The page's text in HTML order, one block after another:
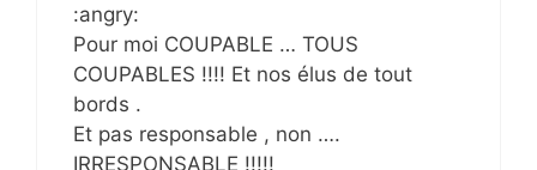
:angry:
Pour moi COUPABLE … TOUS
COUPABLES !!!! Et nos élus de tout
bords .
Et pas responsable , non ….
IRRESPONSABLE !!!!!